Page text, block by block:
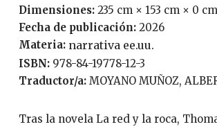
Dimensiones: 235 cm × 153 cm × 0 cm
Fecha de publicación:
2026
Materia: narrativa ee.uu.
ISBN:
978-84-19778-12-3
Traductor/a:
MOYANO MUÑOZ,
Tras la novela La red y la roca, Thomas Wolfe